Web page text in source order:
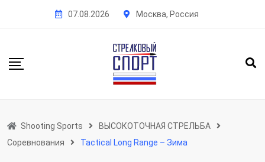
07.08.2026 Москва, Россия
Shooting Sports
ВЫСОКОТОЧНАЯ СТРЕЛЬБА
Соревнования
Tactical Long Range – Зима